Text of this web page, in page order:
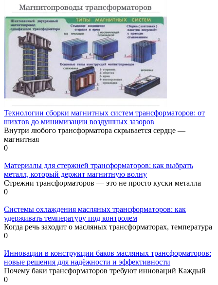
Технологии сборки магнитных систем трансформаторов: от
шихтов до минимизации воздушных зазоров
Внутри любого трансформатора скрывается сердце —
магнитная
0
Материалы для стержней трансформаторов: как выбрать
металл, который держит магнитную волну
Стрежни трансформаторов — это не просто куски металла
0
Системы охлаждения масляных трансформаторов: как
удерживать температуру под контролем
Когда речь заходит о масляных трансформаторах, температура
0
Инновации в конструкции баков масляных трансформаторов:
новые решения для надёжности и эффективности
Почему баки трансформаторов требуют инноваций Каждый
0